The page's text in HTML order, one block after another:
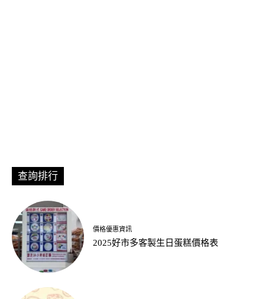
查詢排行
價格優惠資訊
2025好市多客製生日蛋糕價格表